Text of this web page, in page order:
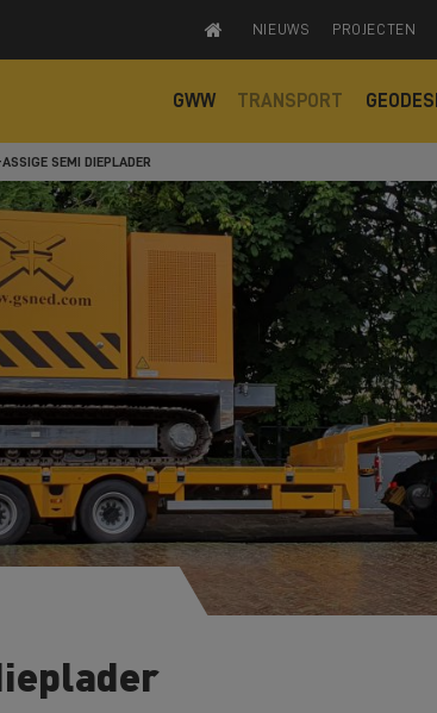
NIEUWS PROJECTEN
GWW TRANSPORT
SEMI DIEPLADER